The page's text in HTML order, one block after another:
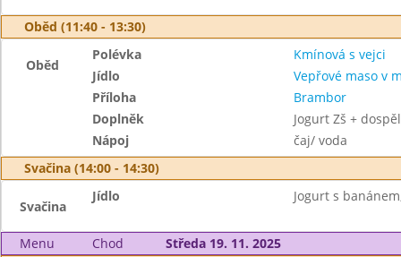
Oběd (11:40 - 13:30)
Oběd
Polévka
Kmínová s vejci
Jídlo
Vepřové maso v
Příloha
Brambor
Doplněk
Jogurt Zš +
Nápoj
čaj/ voda
Svačina (14:00 - 14:30)
Svačina
Jídlo Jogurt s
Menu Chod
Středa 19. 11. 2025